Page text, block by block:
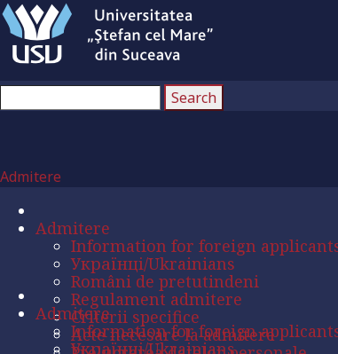
Admitere
Admitere
Information for foreign
Українці/Ukrainians
Români de pretutindeni
Regulament admitere
Criterii specifice
Acte necesare la admitere
Admitere
Information for foreign
Українці/Ukrainians